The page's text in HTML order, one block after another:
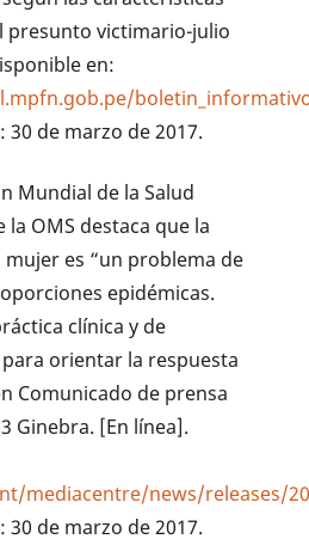
presunto victimario-julio
en:
30 de marzo de 2017.
Mundial de la Salud
OMS destaca que la
es “un problema de
epidémicas.
clínica y de
orientar la respuesta
Comunicado de prensa
Ginebra. [En línea].
mediacentre/news/releases/
30 de marzo de 2017.